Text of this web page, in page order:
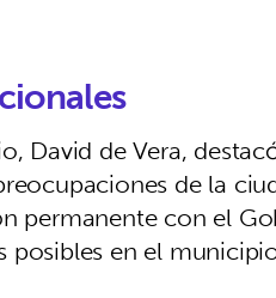
David de Vera,
de la
permanente con el
en el